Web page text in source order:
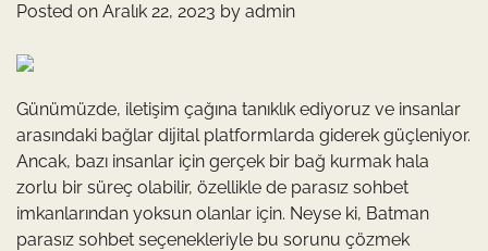
Posted on Aralık 22, 2023 by admin
Günümüzde, iletişim çağına tanıklık ediyoruz ve insanlar
arasındaki bağlar dijital platformlarda giderek güçleniyor.
Ancak, bazı insanlar için gerçek bir bağ kurmak hala
zorlu bir süreç olabilir, özellikle de parasız sohbet
imkanlarından yoksun olanlar için. Neyse ki, Batman
parasız sohbet seçenekleriyle bu sorunu çözmek